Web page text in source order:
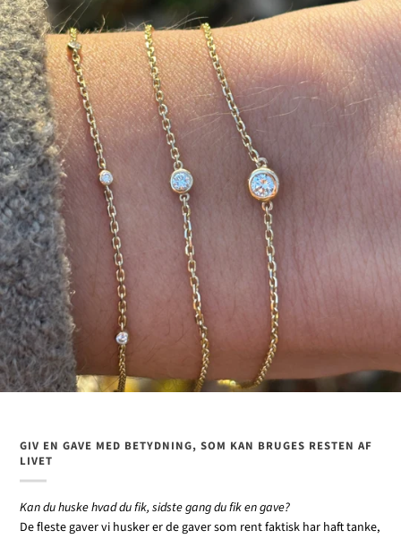
GIV EN GAVE MED BETYDNING, SOM KAN BRUGES RESTEN AF
LIVET
Kan du huske hvad du fik, sidste gang du fik en gave?
De fleste gaver vi husker er de gaver som rent faktisk har haft tanke,